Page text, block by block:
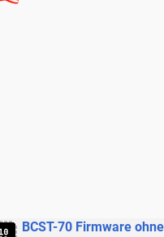
BCST-70 Firmware